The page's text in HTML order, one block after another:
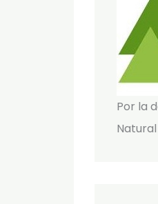
Por la